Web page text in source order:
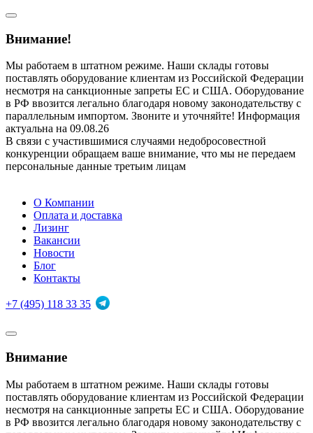
Внимание!
Мы работаем в штатном режиме. Наши склады готовы
поставлять оборудование клиентам из Российской Федерации
несмотря на санкционные запреты ЕС и США. Оборудование
в РФ ввозится легально благодаря новому законодательству с
параллельным импортом. Звоните и уточняйте! Информация
актуальна на 09.08.26
В связи с участившимися случаями недобросовестной
конкуренции обращаем ваше внимание, что мы не передаем
персональные данные третьим лицам
О Компании
Оплата и доставка
Лизинг
Вакансии
Новости
Блог
Контакты
+7 (495) 118 33 35
Внимание
Мы работаем в штатном режиме. Наши склады готовы
поставлять оборудование клиентам из Российской Федерации
несмотря на санкционные запреты ЕС и США. Оборудование
в РФ ввозится легально благодаря новому законодательству с